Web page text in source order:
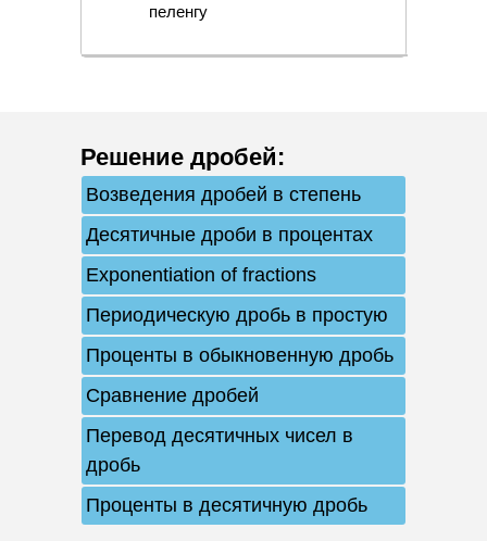
пеленгу
Решение дробей:
Возведения дробей в степень
Десятичные дроби в процентах
Exponentiation of fractions
Периодическую дробь в простую
Проценты в обыкновенную дробь
Сравнение дробей
Перевод десятичных чисел в
дробь
Проценты в десятичную дробь